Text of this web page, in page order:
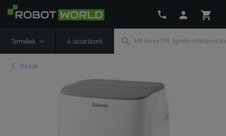
Termékek A vásárlásról
Vissza